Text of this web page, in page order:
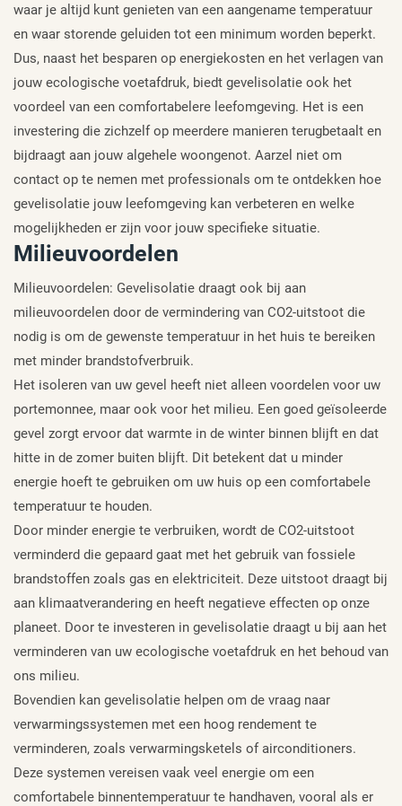
waar je altijd kunt genieten van een aangename temperatuur
en waar storende geluiden tot een minimum worden beperkt.
Dus, naast het besparen op energiekosten en het verlagen van
jouw ecologische voetafdruk, biedt gevelisolatie ook het
voordeel van een comfortabelere leefomgeving. Het is een
investering die zichzelf op meerdere manieren terugbetaalt en
bijdraagt aan jouw algehele woongenot. Aarzel niet om
contact op te nemen met professionals om te ontdekken hoe
gevelisolatie jouw leefomgeving kan verbeteren en welke
mogelijkheden er zijn voor jouw specifieke situatie.
Milieuvoordelen
Milieuvoordelen: Gevelisolatie draagt ​​ook bij aan
milieuvoordelen door de vermindering van CO2-uitstoot die
nodig is om de gewenste temperatuur in het huis te bereiken
met minder brandstofverbruik.
Het isoleren van uw gevel heeft niet alleen voordelen voor uw
portemonnee, maar ook voor het milieu. Een goed geïsoleerde
gevel zorgt ervoor dat warmte in de winter binnen blijft en dat
hitte in de zomer buiten blijft. Dit betekent dat u minder
energie hoeft te gebruiken om uw huis op een comfortabele
temperatuur te houden.
Door minder energie te verbruiken, wordt de CO2-uitstoot
verminderd die gepaard gaat met het gebruik van fossiele
brandstoffen zoals gas en elektriciteit. Deze uitstoot draagt ​​bij
aan klimaatverandering en heeft negatieve effecten op onze
planeet. Door te investeren in gevelisolatie draagt ​​u bij aan het
verminderen van uw ecologische voetafdruk en het behoud van
ons milieu.
Bovendien kan gevelisolatie helpen om de vraag naar
verwarmingssystemen met een hoog rendement te
verminderen, zoals verwarmingsketels of airconditioners.
Deze systemen vereisen vaak veel energie om een ​​
comfortabele binnentemperatuur te handhaven, vooral als er